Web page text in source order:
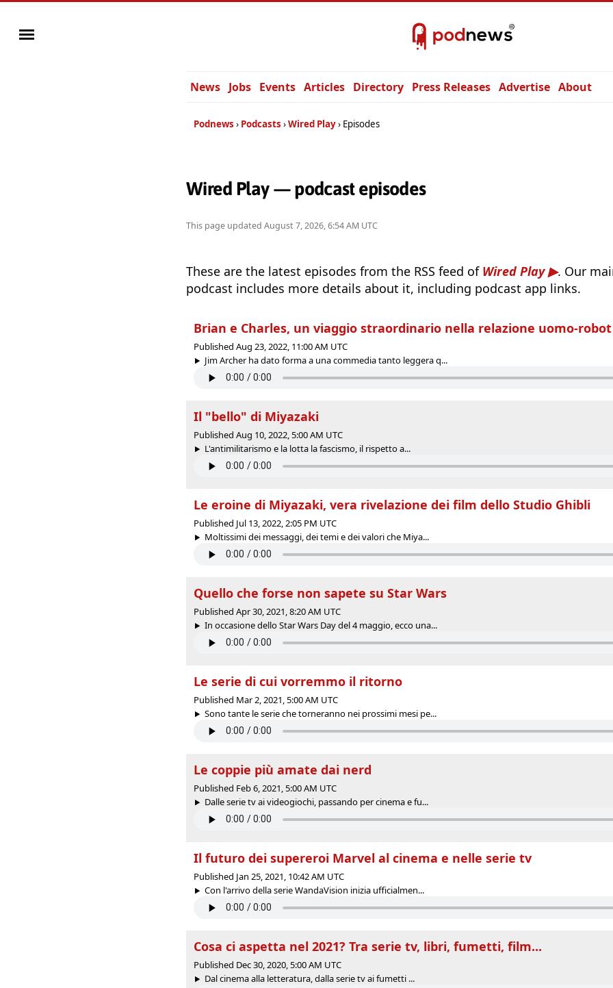
News Jobs Events Articles Directory Press Releases Advertise About
Podnews Podcasts Wired Play Episodes
Wired Play — podcast episodes
This page updated August 7, 2026, 6:54 AM UTC
These are the latest episodes from the RSS feed of Wired Play
. Our
podcast includes more details about it, including podcast app links.
Brian e Charles, un viaggio straordinario nella relazione uomo-robot
Published Aug 23, 2022, 11:00 AM UTC
Jim Archer ha dato forma a una commedia tanto leggera q...
Il "bello" di Miyazaki
Published Aug 10, 2022, 5:00 AM UTC
L'antimilitarismo e la lotta la fascismo, il rispetto a...
Le eroine di Miyazaki, vera rivelazione dei film dello Studio Ghibli
Published Jul 13, 2022, 2:05 PM UTC
Moltissimi dei messaggi, dei temi e dei valori che Miya...
Quello che forse non sapete su Star Wars
Published Apr 30, 2021, 8:20 AM UTC
In occasione dello Star Wars Day del 4 maggio, ecco una...
Le serie di cui vorremmo il ritorno
Published Mar 2, 2021, 5:00 AM UTC
Sono tante le serie che torneranno nei prossimi mesi pe...
Le coppie più amate dai nerd
Published Feb 6, 2021, 5:00 AM UTC
Dalle serie tv ai videogiochi, passando per cinema e fu...
Il futuro dei supereroi Marvel al cinema e nelle serie tv
Published Jan 25, 2021, 10:42 AM UTC
Con l'arrivo della serie WandaVision inizia ufficialmen...
Cosa ci aspetta nel 2021? Tra serie tv, libri, fumetti, film...
Published Dec 30, 2020, 5:00 AM UTC
Dal cinema alla letteratura, dalla serie tv ai fumetti ...